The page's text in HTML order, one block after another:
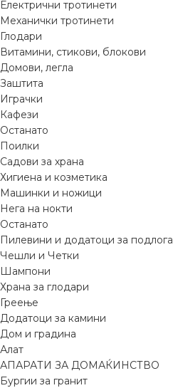
Електрични тротинети
Механички тротинети
Глодари
Витамини, стикови, блокови
Домови, легла
Заштита
Играчки
Кафези
Останато
Поилки
Садови за храна
Хигиена и козметика
Машинки и ножици
Нега на нокти
Останато
Пилевини и додатоци за подлога
Чешли и Четки
Шампони
Храна за глодари
Греење
Додатоци за камини
Дом и градина
Алат
АПАРАТИ ЗА ДОМАЌИНСТВО
Бургии за гранит